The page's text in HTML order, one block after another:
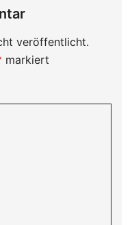
veröffentlicht.
markiert